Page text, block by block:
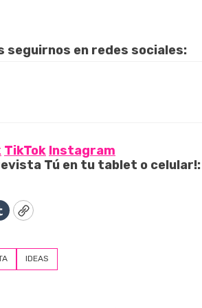
seguirnos en redes sociales:
TikTok Instagram
Tú en tu tablet o celular!:
Copy
IDEAS